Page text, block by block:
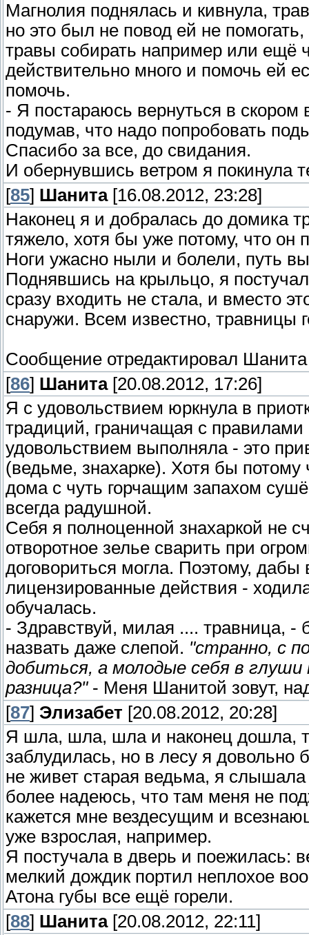
Магнолия поднялась и кивнула,
но это был не повод ей не
травы собирать например или ещё
действительно много и помочь ей
помочь.
- Я постараюсь вернуться в
подумав, что надо попробовать
Спасибо за все, до свидания.
И обернувшись ветром я покинула
[85] Шанита[16.08.2012, 23:28]
Наконец я и добралась до домика
тяжело, хотя бы уже потому, что он
Ноги ужасно ныли и болели, путь
Поднявшись на крыльцо, я
сразу входить не стала, и вместо
снаружи. Всем известно, травницы
Сообщение отредактировал Шанита
[86] Шанита[20.08.2012, 17:26]
Я с удовольствием юркнула в
традиций, граничащая с правилами
удовольствием выполняла - это
(ведьме, знахарке). Хотя бы
дома с чуть горчащим запахом
всегда радушной.
Себя я полноценной знахаркой не
отворотное зелье сварить при
договориться могла. Поэтому, дабы
лицензированные действия -
обучалась.
- Здравствуй, милая .... травница,
назвать даже слепой. "странно, с
добиться, а молодые себя в
разница?"- Меня Шанитой зовут,
[87] Элизабет [20.08.2012, 20:28]
Я шла, шла, шла и наконец дошла,
заблудилась, но в лесу я
не живет старая ведьма, я
более надеюсь, что там меня не
кажется мне вездесущим и
уже взрослая, например.
Я постучала в дверь и поежилась:
мелкий дождик портил неплохое
Атона губы все ещё горели.
[88] Шанита[20.08.2012, 22:11]